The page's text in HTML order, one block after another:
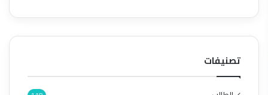
تصنيفات